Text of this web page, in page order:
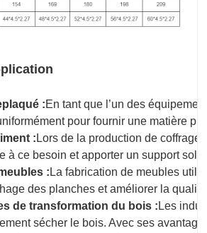
:En tant que l’un des
pour fournir une matière
: Lors de la production de
à ce besoin et apporter un support
: La fabrication de meubles
des planches et améliorer la
de transformation du bois : Les
sécher le bois. Avec ses